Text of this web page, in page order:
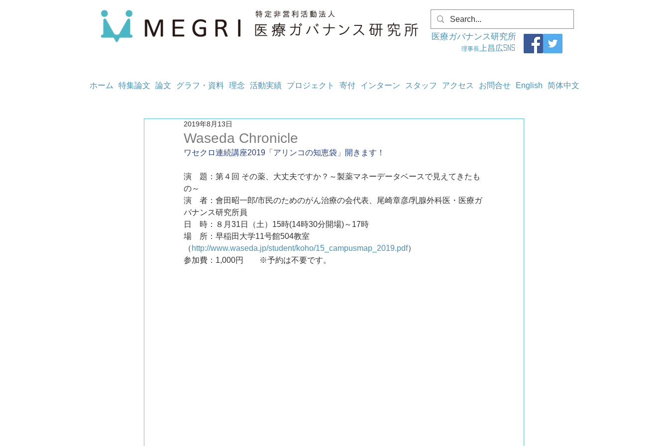
医療ガバナンス研究所
理事長 上昌広SNS
ホーム 特集論文 論文 グラフ・資料 理念 活動実績 プロジェクト 寄付 インターン スタッフ アクセス お問合せ English 简体中文
Waseda Chronicle
2019年8月13日
ワセクロ連続講座2019「アリンコの知恵袋」開きます！
演　題：第４回 その薬、大丈夫ですか？～製薬マネーデータベースで見えてきたも
の～
演　者：會田昭一郎/市民のためのがん治療の会代表、尾崎章彦/乳腺外科医・医療ガ
バナンス研究所員
日　時：８月31日（土）15時(14時30分開場)～17時
場　所：早稲田大学11号館504教室
（ http://www.waseda.jp/student/koho/15_campusmap_2019.pdf）
参加費：1,000円　　※予約は不要です。